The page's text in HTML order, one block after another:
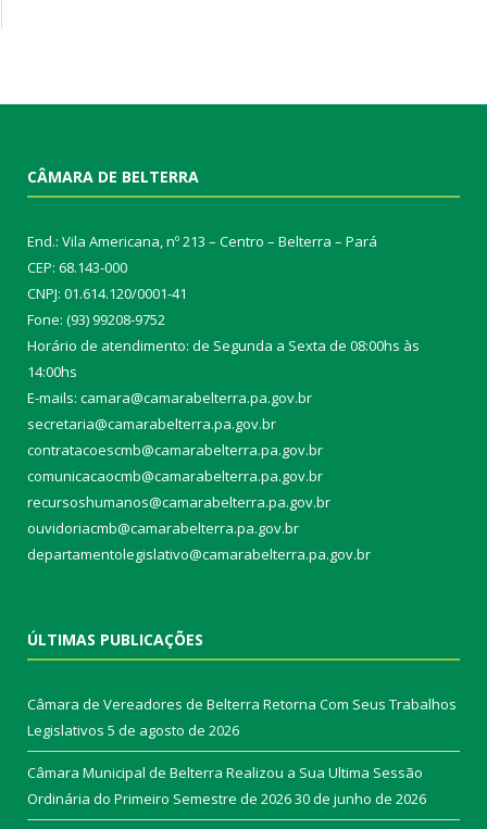
CÂMARA DE BELTERRA
End.: Vila Americana, nº 213 – Centro – Belterra – Pará
CEP: 68.143-000
CNPJ: 01.614.120/0001-41
Fone: (93) 99208-9752
Horário de atendimento: de Segunda a Sexta de 08:00hs às
14:00hs
E-mails: camara@camarabelterra.pa.gov.br
secretaria@camarabelterra.pa.gov.br
contratacoescmb@camarabelterra.pa.gov.br
comunicacaocmb@camarabelterra.pa.gov.br
recursoshumanos@camarabelterra.pa.gov.br
ouvidoriacmb@camarabelterra.pa.gov.br
departamentolegislativo@camarabelterra.pa.gov.br
ÚLTIMAS PUBLICAÇÕES
Câmara de Vereadores de Belterra Retorna Com Seus Trabalhos
Legislativos 5 de agosto de 2026
Câmara Municipal de Belterra Realizou a Sua Ultima Sessão
Ordinária do Primeiro Semestre de 202630 de junho de 2026